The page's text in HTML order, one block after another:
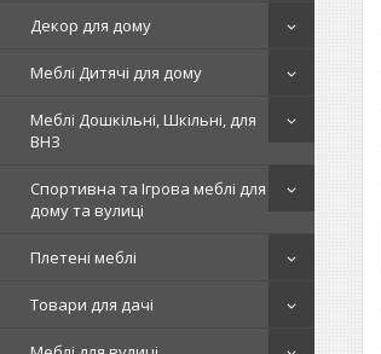
Декор для дому
Меблі Дитячі для дому
Меблі Дошкільні, Шкільні, для
ВНЗ
Спортивна та Ігрова меблі для
дому та вулиці
Плетені меблі
Товари для дачі